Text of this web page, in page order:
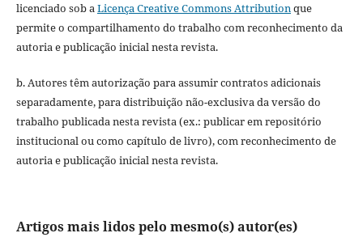
licenciado sob aLicença Creative Commons Attributionque
permite o compartilhamento do trabalho com reconhecimento da
autoria e publicação inicial nesta revista.
b. Autores têm autorização para assumir contratos adicionais
separadamente, para distribuição não-exclusiva da versão do
trabalho publicada nesta revista (ex.: publicar em repositório
institucional ou como capítulo de livro), com reconhecimento de
autoria e publicação inicial nesta revista.
Artigos mais lidos pelo mesmo(s) autor(es)